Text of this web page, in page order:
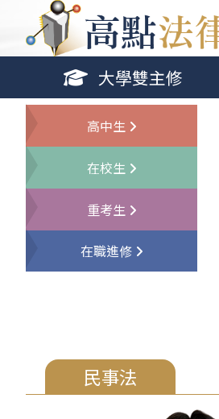
大學雙主修
高中生
在校生
重考生
在職進修
民事法